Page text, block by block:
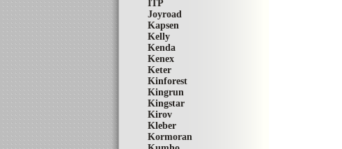
ITP
Joyroad
Kapsen
Kelly
Kenda
Kenex
Keter
Kinforest
Kingrun
Kingstar
Kirov
Kleber
Kormoran